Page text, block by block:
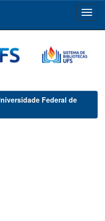
Federal de